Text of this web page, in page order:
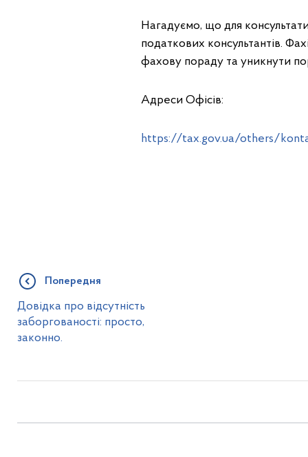
Нагадуємо, що для
податкових консультантів.
фахову пораду та уникнути
Адреси Офісів:
https://tax.gov.ua/others/
Попередня
Довідка про відсутність
заборгованості: просто,
законно.